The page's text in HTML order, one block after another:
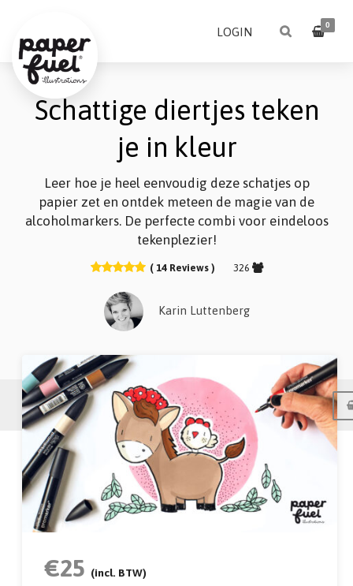
LOGIN 0
Schattige diertjes teken
je in kleur
Leer hoe je heel eenvoudig deze schatjes op
papier zet en ontdek meteen de magie van de
alcoholmarkers. De perfecte combi voor eindeloos
tekenplezier!
( 14 Reviews ) 326
Karin Luttenberg
€25 (incl. BTW)
Home Instructeur Inhoud Meer
Word jij ook zo blij van al die schattige diertjes in
kleur? In deze cursus laat ik je zien hoe je
tekeningen van het papier afspatten met de toffe
alcoholmarkers. Ik neem je stap voor stap mee met
het schetsen en opbouwen van je tekening, laat je
werken en hoe je uiteindelijk tot een verrassend